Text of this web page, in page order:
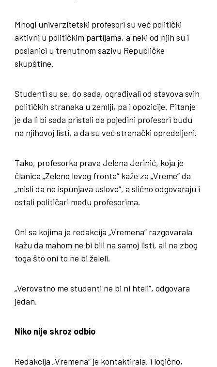
Mnogi univerzitetski profesori su već politički
aktivni u političkim partijama, a neki od njih su i
poslanici u trenutnom sazivu Republičke
skupštine.
Studenti su se, do sada, ograđivali od stavova svih
političkih stranaka u zemlji, pa i opozicije. Pitanje
je da li bi sada pristali da pojedini profesori budu
na njihovoj listi, a da su već stranački opredeljeni.
Tako, profesorka prava Jelena Jerinić, koja je
članica „Zeleno levog fronta“ kaže za „Vreme“ da
„misli da ne ispunjava uslove“, a slično odgovaraju i
ostali političari među profesorima.
Oni sa kojima je redakcija „Vremena“ razgovarala
kažu da mahom ne bi bili na samoj listi, ali ne zbog
toga što oni to ne bi želeli.
„Verovatno me studenti ne bi ni hteli“, odgovara
jedan.
Niko nije skroz odbio
Redakcija „Vremena“ je kontaktirala, i logično,